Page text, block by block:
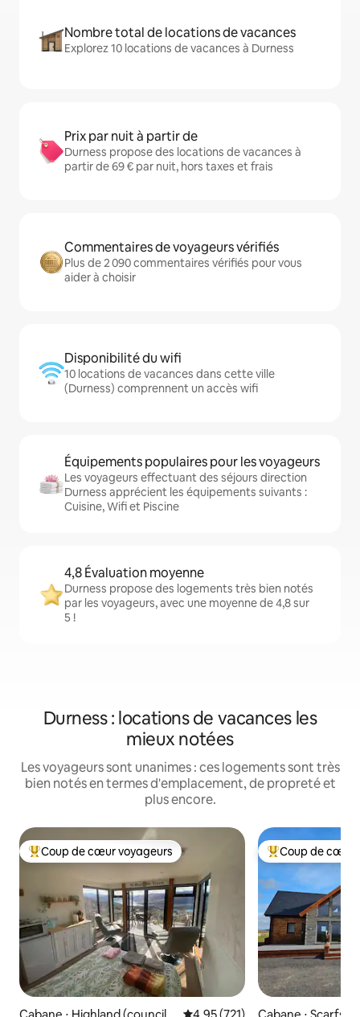
Nombre total de locations de vacances
Explorez 10 locations de vacances à Durness
Prix par nuit à partir de
Durness propose des locations de vacances à
partir de 69 € par nuit, hors taxes et frais
Commentaires de voyageurs vérifiés
Plus de 2 090 commentaires vérifiés pour vous
aider à choisir
Disponibilité du wifi
10 locations de vacances dans cette ville
(Durness) comprennent un accès wifi
Équipements populaires pour les voyageurs
Les voyageurs effectuant des séjours direction
Durness apprécient les équipements suivants :
Cuisine, Wifi et Piscine
4,8 Évaluation moyenne
Durness propose des logements très bien notés
par les voyageurs, avec une moyenne de 4,8 sur
5 !
Durness : locations de vacances les
mieux notées
Les voyageurs sont unanimes : ces logements sont très
bien notés en termes d'emplacement, de propreté et
plus encore.
Coups de cœur voyageurs les plus appréciés
Coup de cœur voyageurs Coups de cœur
Coup de cœur